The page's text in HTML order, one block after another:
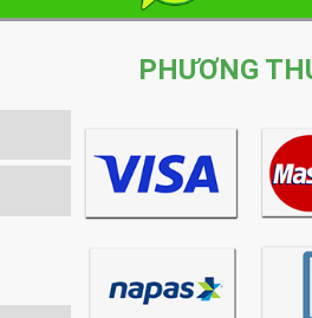
PHƯƠNG